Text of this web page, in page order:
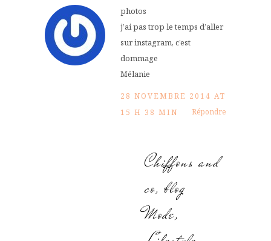
photos
j’ai pas trop le temps d’aller
sur instagram, c’est
dommage
Mélanie
28 NOVEMBRE 2014 AT
15 H 38 MIN
Répondre
Chiffons and
co, blog
Mode,